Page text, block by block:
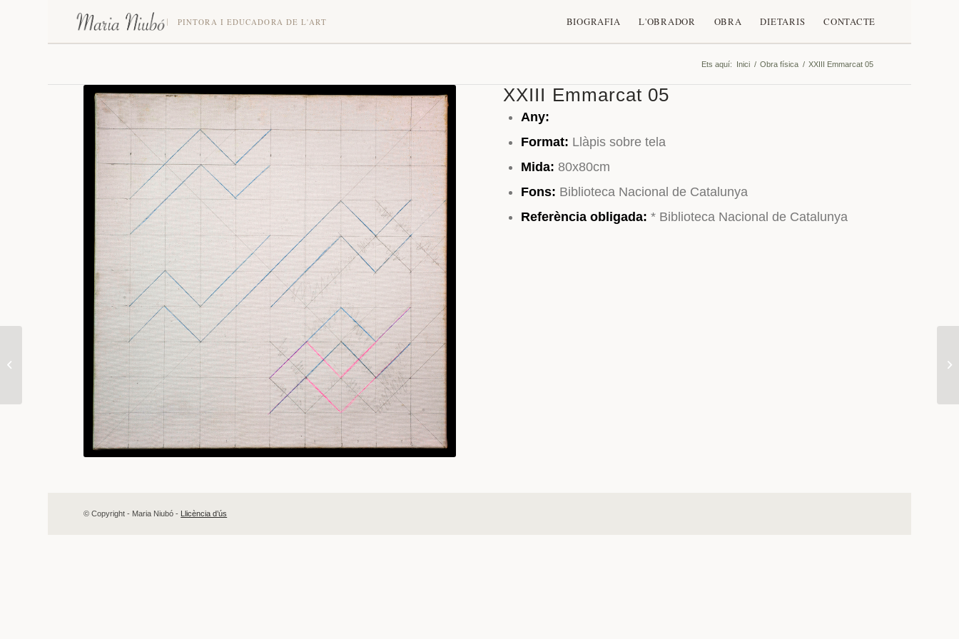
PINTORA I EDUCADORA DE L'ART BIOGRAFIA L'OBRADOR OBRA DIETARIS CONTACTE
Ets aquí: Inici / Obra física / XXIII Emmarcat 05
XXIII Emmarcat 05
Any:
Format: Llàpis sobre tela
Mida:80x80cm
Fons: Biblioteca Nacional de Catalunya
Referència obligada:* Biblioteca Nacional de Catalunya
© Copyright - Maria Niubó - Llicència d’ús
XXIII Emmarcat 04